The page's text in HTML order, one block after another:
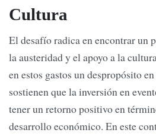
Cultura
El desafío radica en encontrar un
la austeridad y el apoyo a la
en estos gastos un despropósito
sostienen que la inversión en
tener un retorno positivo en
desarrollo económico. En este